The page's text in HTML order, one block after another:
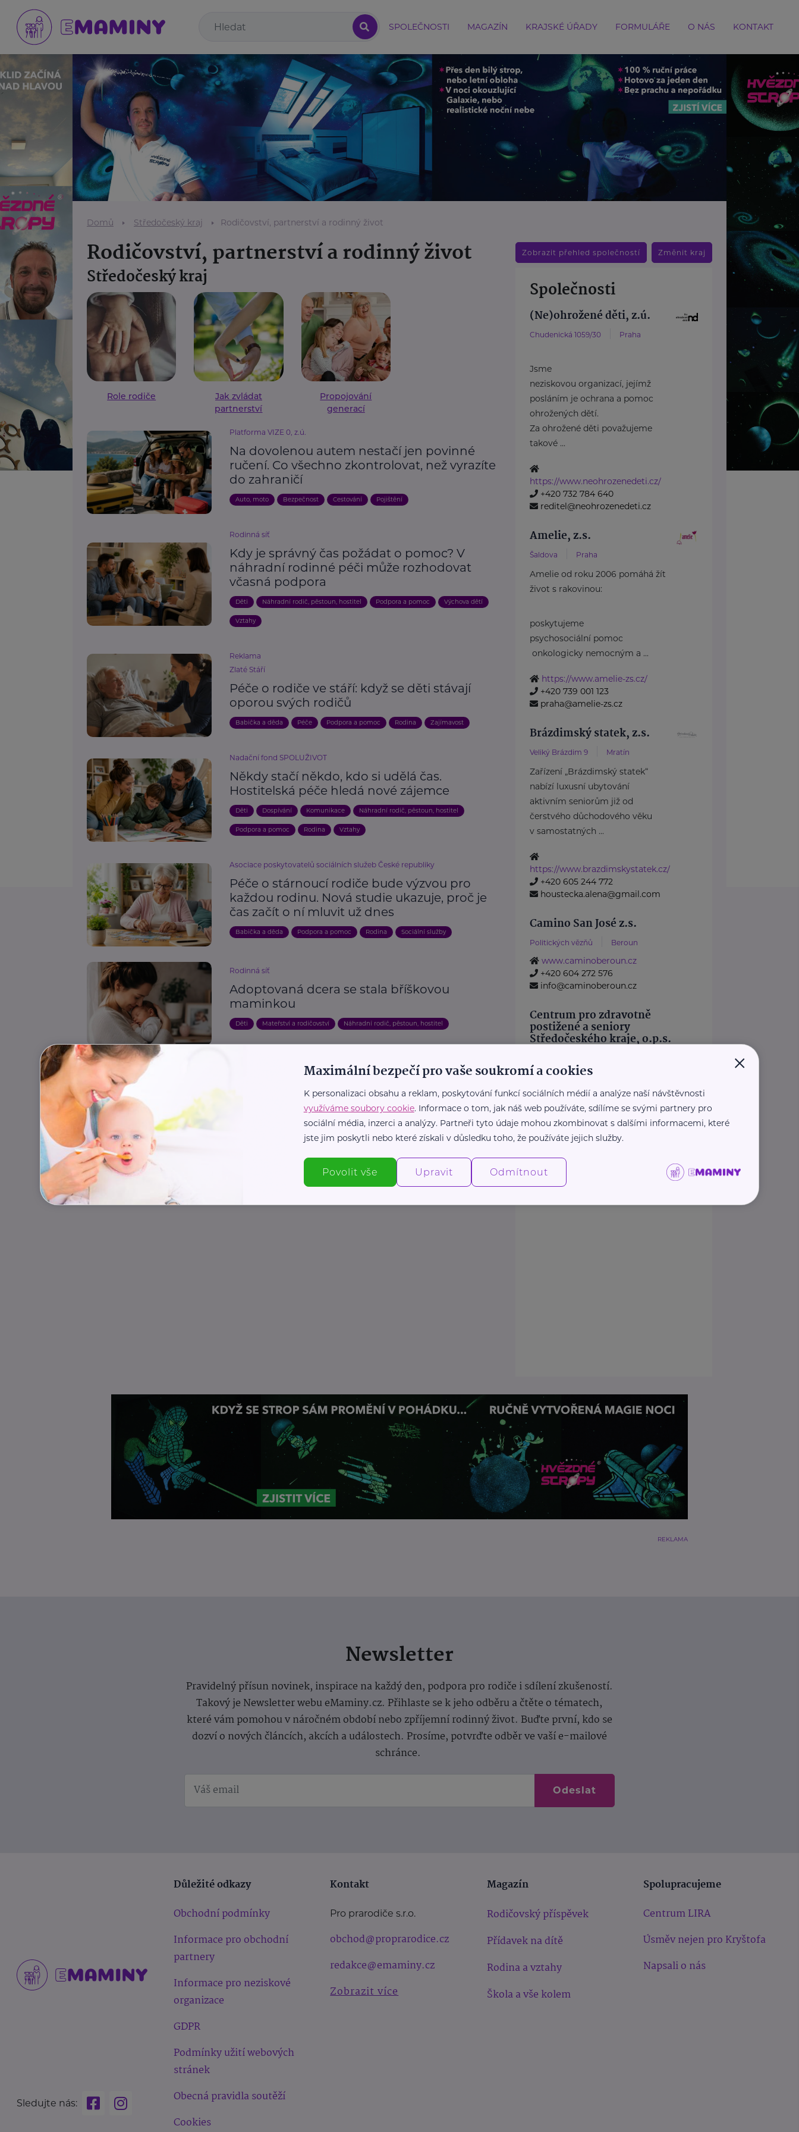
SPOLEČNOSTI MAGAZÍN KRAJSKÉ ÚŘADY FORMULÁŘE O NÁS KONTAKT
Domů Středočeský kraj Rodičovství, partnerství a rodinný život
Rodičovství, partnerství a rodinný život
Středočeský kraj
Role rodiče
Jak zvládat
partnerství
Propojování
generací
Platforma VIZE 0, z.ú.
Na dovolenou autem nestačí jen povinné
ručení. Co všechno zkontrolovat, než vyrazíte
do zahraničí
Auto, moto Bezpečnost Cestování Pojištění
Rodinná síť
Kdy je správný čas požádat o pomoc? V
náhradní rodinné péči může rozhodovat
včasná podpora
Děti Náhradní rodič, pěstoun, hostitel Podpora a pomoc Výchova dětí
Vztahy
Reklama
Zlaté Stáří
Péče o rodiče ve stáří: když se děti stávají
oporou svých rodičů
Babička a děda Péče Podpora a pomoc Rodina Zajímavost
Nadační fond SPOLUŽIVOT
Někdy stačí někdo, kdo si udělá čas.
Hostitelská péče hledá nové zájemce
Děti Dospívání Komunikace Náhradní rodič, pěstoun, hostitel
Podpora a pomoc Rodina Vztahy
Asociace poskytovatelů sociálních služeb České republiky
Péče o stárnoucí rodiče bude výzvou pro
každou rodinu. Nová studie ukazuje, proč je
čas začít o ní mluvit už dnes
Babička a děda Podpora a pomoc Rodina Sociální služby
Rodinná síť
Adoptovaná dcera se stala bříškovou
maminkou
Děti Mateřství a rodičovství Náhradní rodič, pěstoun, hostitel
Další články
Zobrazit přehled společností Změnit kraj
Společnosti
(Ne)ohrožené děti, z.ú.
Chudenická 1059/30 Praha
Jsme
neziskovou organizací, jejímž
posláním je ochrana a pomoc
ohrožených dětí.
Za ohrožené děti považujeme
takové ...
https://www.neohrozenedeti.cz/
+420 732 784 640
reditel@neohrozenedeti.cz
Amelie, z.s.
Šaldova Praha
Amelie od roku 2006 pomáhá žít
život s rakovinou:
poskytujeme
psychosociální pomoc
onkologicky nemocným a ...
https://www.amelie-zs.cz/
+420 739 001 123
praha@amelie-zs.cz
Brázdimský statek, z.s.
Veliký Brázdim 9 Mratín
Zařízení „Brázdimský statek“
nabízí luxusní ubytování
aktivním seniorům již od
čerstvého důchodového věku
v samostatných ...
https://www.brazdimskystatek.cz/
+420 605 244 772
houstecka.alena@gmail.com
Camino San José z.s.
Politických vězňů Beroun
www.caminoberoun.cz
+420 604 272 576
info@caminoberoun.cz
Centrum pro zdravotně
postižené a seniory
Středočeského kraje, o.p.s.
www.czpstredoceskykraj.cz
+420 602 601 270
reditelstvi@czpstredoceskykraj.cz
« ‹ 1 2
Zobrazit přehled společností
REKLAMA
Newsletter
Pravidelný přísun novinek, inspirace na každý den, podpora pro rodiče i sdílení zkušeností.
Takový je Newsletter webu eMaminy.cz. Přihlaste se k jeho odběru a čtěte o tématech,
které vám pomohou v náročném období nebo zpříjemní rodinný život. Buďte první, kdo se
dozví o nových článcích, akcích a událostech. Prosíme, potvrďte odběr ve vaší e-mailové
schránce.
Odeslat
Sledujte nás:
Důležité odkazy
Obchodní podmínky
Informace pro obchodní
partnery
Informace pro neziskové
organizace
GDPR
Podmínky užití webových
stránek
Obecná pravidla soutěží
Cookies
Kontakt
Pro prarodiče s.r.o.
obchod@proprarodice.cz
redakce@emaminy.cz
Zobrazit více
Magazín
Rodičovský příspěvek
Přídavek na dítě
Rodina a vztahy
Škola a vše kolem
Spolupracujeme
Centrum LIRA
Úsměv nejen pro Kryštofa
Napsali o nás
×
Maximální bezpečí pro vaše soukromí a cookies
K personalizaci obsahu a reklam, poskytování funkcí sociálních médií a analýze naší návštěvnosti
využíváme soubory cookie. Informace o tom, jak náš web používáte, sdílíme se svými partnery pro
sociální média, inzerci a analýzy. Partneři tyto údaje mohou zkombinovat s dalšími informacemi, které
jste jim poskytli nebo které získali v důsledku toho, že používáte jejich služby.
Povolit vše Upravit Odmítnout